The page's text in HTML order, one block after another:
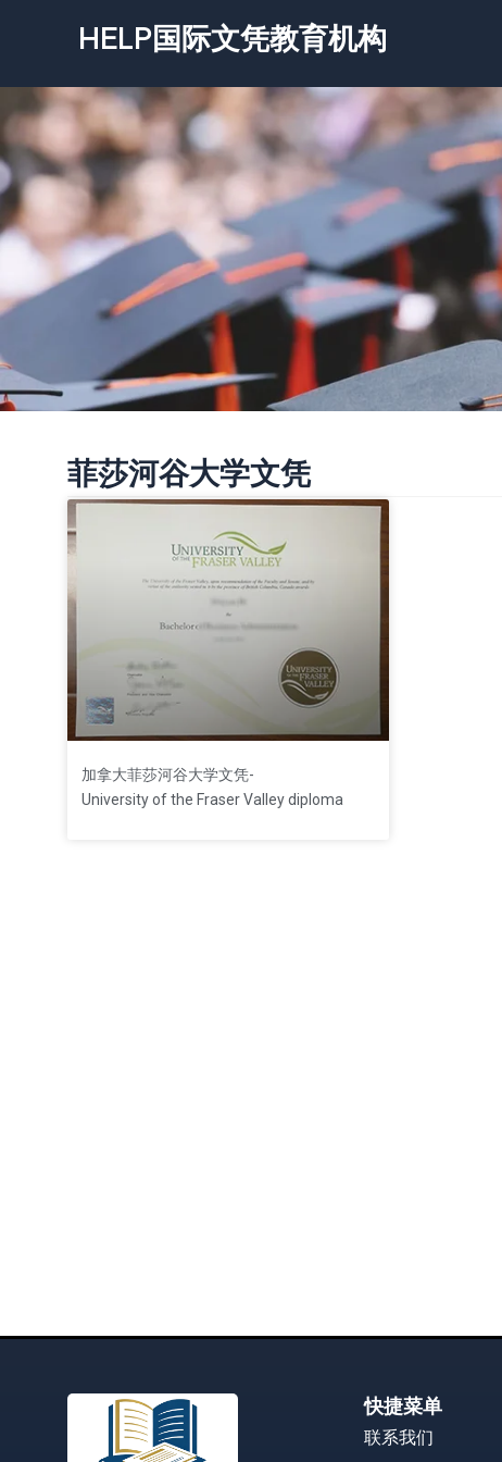
容
HELP国际文凭教育机构
菲莎河谷大学文凭
加拿大菲莎河谷大学文凭-
University of the Fraser Valley diploma
快捷菜单
联系我们